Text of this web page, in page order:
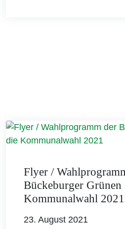
Flyer /
Bückeburger
Kommunalwahl 2021
23. August 2021